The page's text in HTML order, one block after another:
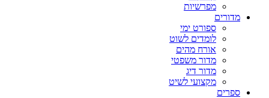
מפרשיות
מדורים
ספורט ימי
לומדים לשוט
אורח מהים
מדור משפטי
מדור דיג
מקצועי לשיט
ספרים